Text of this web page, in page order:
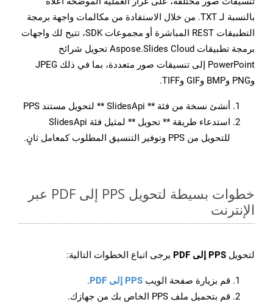
بالنسبة لـ TXT. من خلال الاستفادة من مكالمات واجهة برمجة
التطبيقات REST المباشرة أو مجموعات SDK، تتيح لك واجهات
برمجة تطبيقات Aspose.Slides Cloud تحويل شرائح
PowerPoint إلى تنسيقات صور متعددة، بما في ذلك JPEG
وPNG وBMP وGIF وTIFF.
أنشئ نسخة من فئة ** SlidesApi ** لتحويل مستند PPS
استدعاء طريقة ** تحويل ** لمثيل فئة SlidesApi
للتحويل من PPS وتوفير التنسيق المطلوب كمعامل ثانٍ.
خطوات بسيطة لتحويل PPS إلى PDF عبر
الإنترنت
لتحويل PPS إلى PDF يرجى اتباع الخطوات التالية:
قم بزيارة صفحة الويب PPS إلى PDF
.
قم بتحميل ملف PPS الخاص بك من جهازك.